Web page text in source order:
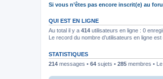
Si vous n’êtes pas encore inscrit(e) au
QUI EST EN LIGNE
Au total il y a 414 utilisateurs en ligne : 0
Le record du nombre d’utilisateurs en ligne est
STATISTIQUES
214 messages • 64 sujets • 285 membres •